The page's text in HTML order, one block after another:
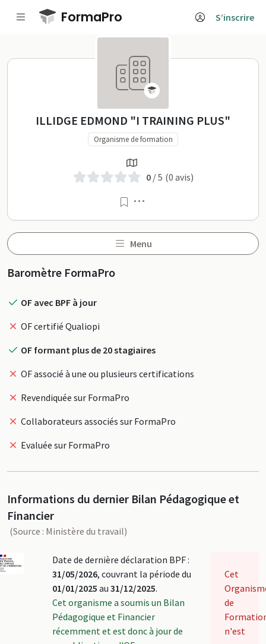
Passer au contenu principal
FormaPro S’inscrire
ILLIDGE EDMOND "I TRAINING
ILLIDGE EDMOND "I TRAINING PLUS"
Organisme de formation
0/ 5 (0 avis)
Menu
Profil
Baromètre FormaPro
OF avec BPF à jour
OF certifié Qualiopi
OF formant plus de 20 stagiaires
OF associé à une ou plusieurs certifications
Revendiquée sur FormaPro
Collaborateurs associés sur FormaPro
Evaluée sur FormaPro
Informations du dernier Bilan Pédagogique et
Financier
(Source : Ministère du travail)
Date de dernière déclaration BPF :
31/05/2026, couvrant la période du
01/01/2025 au 31/12/2025.
Cet organisme a soumis un Bilan
Pédagogique et Financier
récemment et est donc à jour de
Cet
de
n'est